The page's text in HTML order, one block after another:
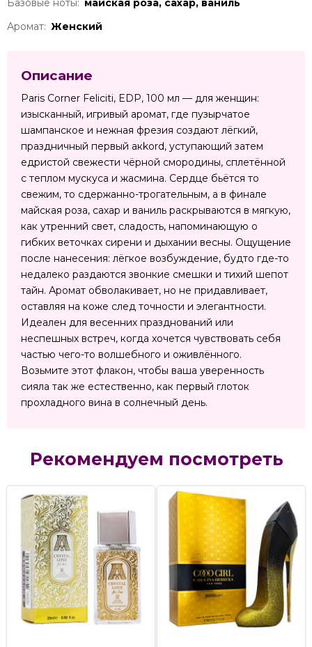
Аромат: Женский
Описание
Paris Corner Feliciti, EDP, 100 мл — для женщин:
изысканный, игривый аромат, где пузырчатое
шампанское и нежная фрезия создают лёгкий,
праздничный первый акkord, уступающий затем
едристой свежести чёрной смородины, сплетённой
с теплом мускуса и жасмина. Сердце бьётся то
свежим, то сдержанно-трогательным, а в финале
майская роза, сахар и ваниль раскрываются в мягкую,
как утренний свет, сладость, напоминающую о
гибких веточках сирени и дыхании весны. Ощущение
после нанесения: лёгкое возбуждение, будто где-то
недалеко раздаются звонкие смешки и тихий шепот
тайн. Аромат обволакивает, но не придавливает,
оставляя на коже след точности и элегантности.
Идеален для весенних празднований или
неспешных встреч, когда хочется чувствовать себя
частью чего-то волшебного и оживлённого.
Возьмите этот флакон, чтобы ваша уверенность
сияла так же естественно, как первый глоток
прохладного вина в солнечный день.
Рекомендуем посмотреть